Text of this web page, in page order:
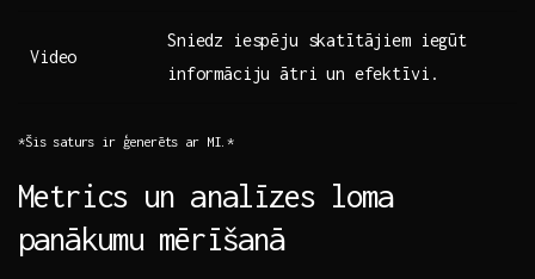
Video
Sniedz iespēju skatītājiem ​iegūt
informāciju ātri ‌un efektīvi.
*Šis‍ saturs ir ģenerēts ar MI.*
Metrics un analīzes ⁤loma
panākumu mērīšanā